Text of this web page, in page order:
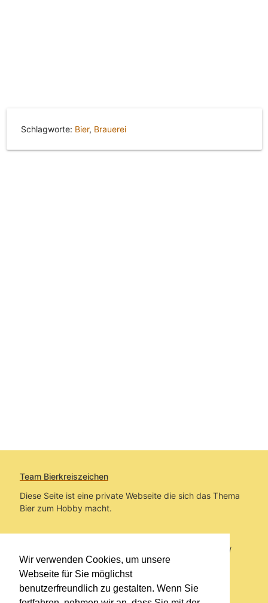
Wir verwenden Cookies, um unsere
Webseite für Sie möglichst
benutzerfreundlich zu gestalten. Wenn Sie
Schlagworte: Bier, Brauerei
Team Bierkreiszeichen
Diese Seite ist eine private Webseite die sich das Thema
Bier zum Hobby macht.
Sie befinden sich auf https://www.bierkreiszeichen.at/
im Pfad:Übers Bier/Brauereien
Erstellt: 2013-04-25